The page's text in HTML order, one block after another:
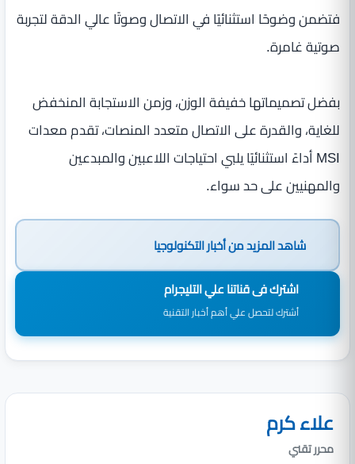
فتضمن وضوحًا استثنائيًا في الاتصال وصوتًا عالي الدقة لتجربة
صوتية غامرة.
بفضل تصميماتها خفيفة الوزن، وزمن الاستجابة المنخفض
للغاية، والقدرة على الاتصال متعدد المنصات، تقدم معدات
MSI أداءً استثنائيًا يلبي احتياجات اللاعبين والمبدعين
والمهنيين على حد سواء.
شاهد المزيد منأخبار التكنولوجيا
اشترك فى قناتنا علي التليجرام
أشترك لتحصل علي أهم أخبار التقنية
علاء كرم
محرر تقني